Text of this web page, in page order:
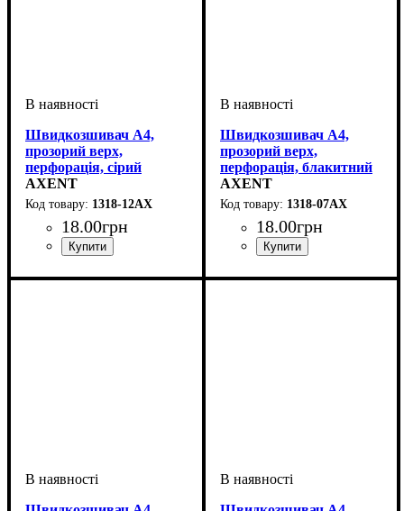
Швидкозшивач А4,
прозорий верх,
перфорація, сірий
AXENT
1318-12АХ
18.00грн
Швидкозшивач А4,
прозорий верх,
перфорація, блакитний
AXENT
1318-07АХ
18.00грн